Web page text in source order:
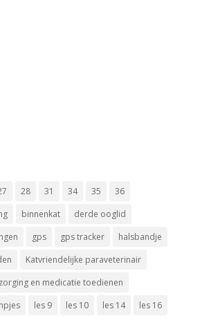
28 31 34 35
36
binnenkat
derde ooglid
gps gps tracker
halsbandje
Katvriendelijke paraveterinair
en medicatie toedienen
les 9 les 10 les 14
les 16